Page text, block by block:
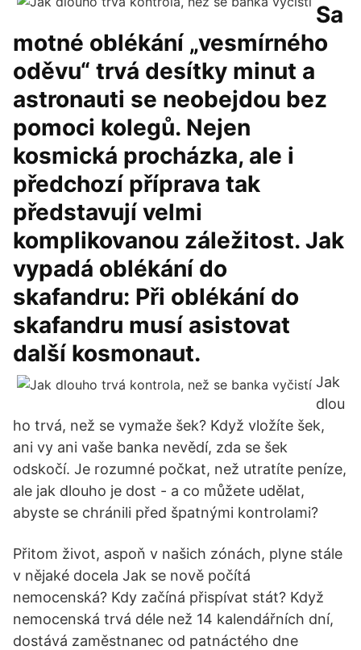
Sa
motné oblékání „vesmírného
oděvu“ trvá desítky minut a
astronauti se neobejdou bez
pomoci kolegů. Nejen
kosmická procházka, ale i
předchozí příprava tak
představují velmi
komplikovanou záležitost. Jak
vypadá oblékání do
skafandru: Při oblékání do
skafandru musí asistovat
další kosmonaut.
Jak
dlou
ho trvá, než se vymaže šek? Když vložíte šek,
ani vy ani vaše banka nevědí, zda se šek
odskočí. Je rozumné počkat, než utratíte peníze,
ale jak dlouho je dost - a co můžete udělat,
abyste se chránili před špatnými kontrolami?
Přitom život, aspoň v našich zónách, plyne stále
v nějaké docela Jak se nově počítá
nemocenská? Kdy začíná přispívat stát? Když
nemocenská trvá déle než 14 kalendářních dní,
dostává zaměstnanec od patnáctého dne